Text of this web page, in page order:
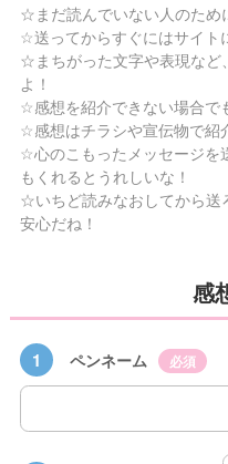
☆まだ読んでいない人のため
☆送ってからすぐにはサイト
☆まちがった文字や表現など
よ！
☆感想を紹介できない場合で
☆感想はチラシや宣伝物で紹
☆心のこもったメッセージ
もくれるとうれしいな！
☆いちど読みなおしてから
安心だね！
感
1 ペンネーム 必須